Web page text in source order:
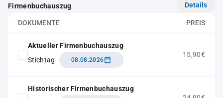
Firmenbuchauszug Details
DOKUMENTE PREIS
Aktueller Firmenbuchauszug
Stichtag
08.08.2026
15,90€
Historischer Firmenbuchauszug